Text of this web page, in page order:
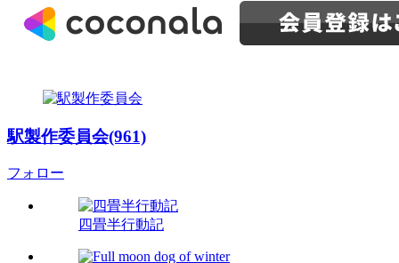
駅製作委員会(961)
フォロー
四畳半行動記